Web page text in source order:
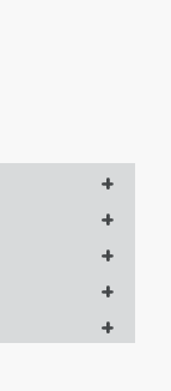
+
+
+
+
+